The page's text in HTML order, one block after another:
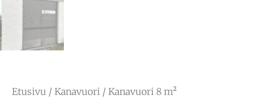
Etusivu / Kanavuori / Kanavuori 8 m²